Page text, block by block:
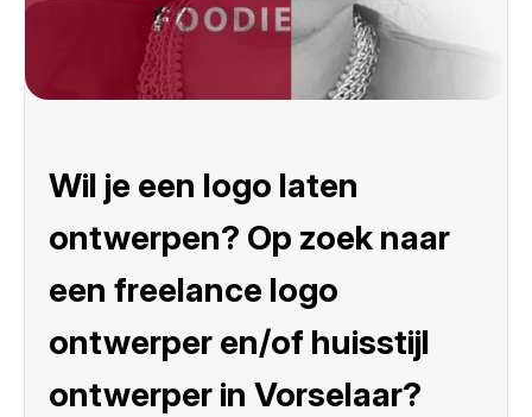
Wil je een logo laten
ontwerpen? Op zoek naar
een freelance logo
ontwerper en/of huisstijl
ontwerper in Vorselaar?